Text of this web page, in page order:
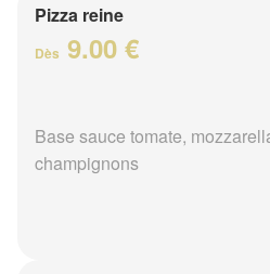
Pizza reine
Dès 9.00 €
Base sauce tomate,
champignons